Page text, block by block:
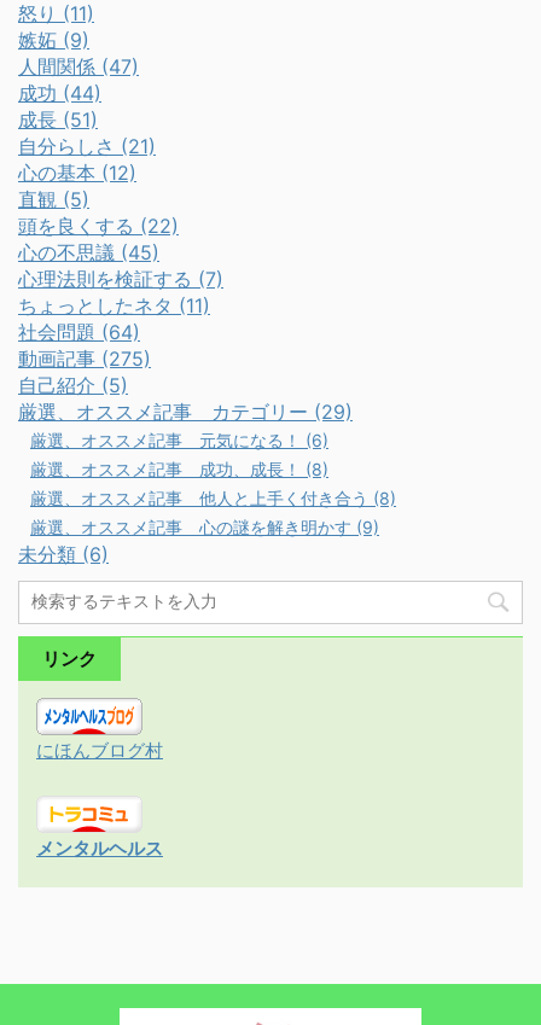
怒り (11)
嫉妬 (9)
人間関係 (47)
成功 (44)
成長 (51)
自分らしさ (21)
心の基本 (12)
直観 (5)
頭を良くする (22)
心の不思議 (45)
心理法則を検証する (7)
ちょっとしたネタ (11)
社会問題 (64)
動画記事 (275)
自己紹介 (5)
厳選、オススメ記事 カテゴリー (29)
厳選、オススメ記事 元気になる！ (6)
厳選、オススメ記事 成功、成長！ (8)
厳選、オススメ記事 他人と上手く付き合う (8)
厳選、オススメ記事 心の謎を解き明かす (9)
未分類 (6)
リンク
にほんブログ村
メンタルヘルス